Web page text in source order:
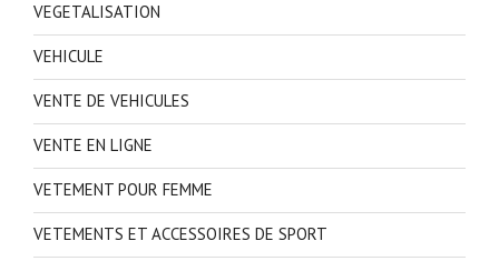
VEGETALISATION
VEHICULE
VENTE DE VEHICULES
VENTE EN LIGNE
VETEMENT POUR FEMME
VETEMENTS ET ACCESSOIRES DE SPORT